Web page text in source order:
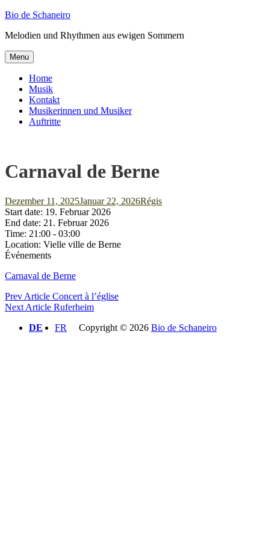
Skip
content
Bio de Schaneiro
Melodien und Rhythmen aus ewigen Sommern
Menu
Home
Musik
Kontakt
Musikerinnen und Musiker
Auftritte
Carnaval de Berne
Posted-
on
Dezember 11, 2025Januar 22, 2026By
Byline
Régis
Start date: 19. Februar 2026
End date: 21. Februar 2026
Time: 21:00 - 03:00
Location: Vielle ville de Berne
Événements
Carnaval de Berne
Beitragsnavigation
Previous
Post
Prev Article Concert à l’église
Next
Next Article Ruferheim
DE
FR Copyright © 2026 Bio de Schaneiro